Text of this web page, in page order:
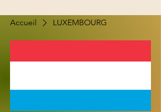
Accueil LUXEMBOURG